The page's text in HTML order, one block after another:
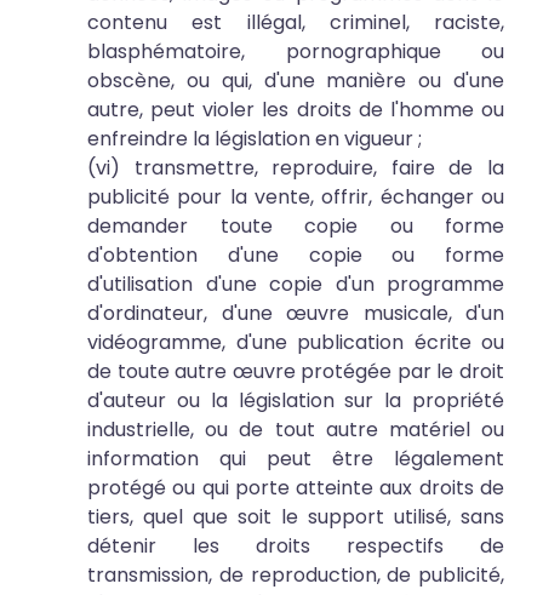
contenu est illégal, criminel, raciste,
blasphématoire, pornographique ou
obscène, ou qui, d'une manière ou d'une
autre, peut violer les droits de l'homme ou
enfreindre la législation en vigueur ;
(vi) transmettre, reproduire, faire de la
publicité pour la vente, offrir, échanger ou
demander toute copie ou forme
d'obtention d'une copie ou forme
d'utilisation d'une copie d'un programme
d'ordinateur, d'une œuvre musicale, d'un
vidéogramme, d'une publication écrite ou
de toute autre œuvre protégée par le droit
d'auteur ou la législation sur la propriété
industrielle, ou de tout autre matériel ou
information qui peut être légalement
protégé ou qui porte atteinte aux droits de
tiers, quel que soit le support utilisé, sans
détenir les droits respectifs de
transmission, de reproduction, de publicité,